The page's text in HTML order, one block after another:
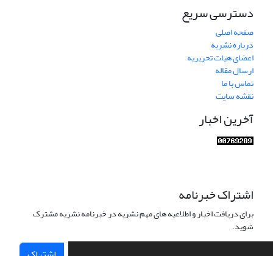
دسترسی سریع
صفحه اصلی
درباره نشریه
اعضای هیات تحریریه
ارسال مقاله
تماس با ما
نقشه سایت
آخرین اخبار
اشتراک خبرنامه
برای دریافت اخبار و اطلاعیه های مهم نشریه در خبرنامه نشریه مشترک
شوید.